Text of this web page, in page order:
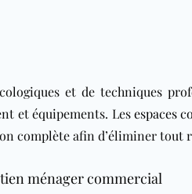
et de techniques
et équipements. Lesespaces
complète afin d’éliminer tout
ménager commercial